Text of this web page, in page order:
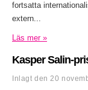
fortsatta
extern...
Läs mer »
Kasper Salin-
Inlagt den 20